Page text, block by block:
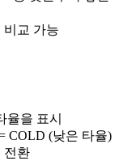
비교 가능
율을 표시
COLD (낮은 타율)
전환